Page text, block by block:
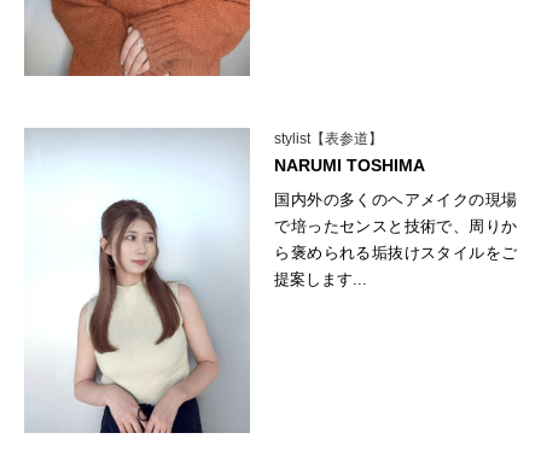
stylist【表参道】
NARUMI TOSHIMA
国内外の多くのヘアメイクの現場
で培ったセンスと技術で、周りか
ら褒められる垢抜けスタイルをご
提案します...